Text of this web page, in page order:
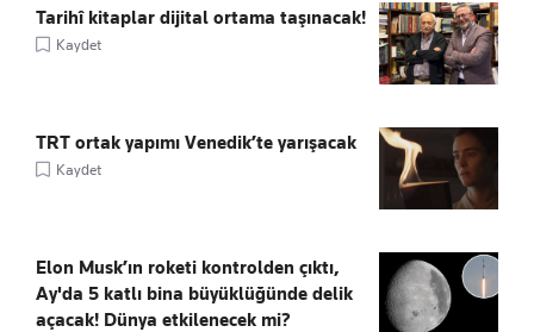
Tarihî kitaplar dijital ortama taşınacak!
Kaydet
TRT ortak yapımı Venedik’te yarışacak
Kaydet
Elon Musk’ın roketi kontrolden çıktı,
Ay'da 5 katlı bina büyüklüğünde delik
açacak! Dünya etkilenecek mi?